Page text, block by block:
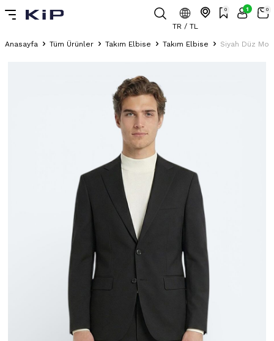
TR / TL
0 1 0
Anasayfa Tüm Ürünler Takım Elbise Takım Elbise Siyah Düz